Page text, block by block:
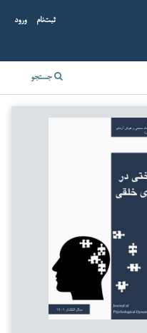
جستجو
ثبت‌نام ورود